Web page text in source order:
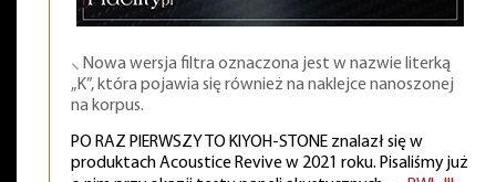
⸜ Nowa wersja filtra oznaczona jest w nazwie literką
„K”, która pojawia się również na naklejce nanoszonej
na korpus.
PO RAZ PIERWSZY TO KIYOH-STONE znalazł się w
produktach Acoustice Revive w 2021 roku. Pisaliśmy już